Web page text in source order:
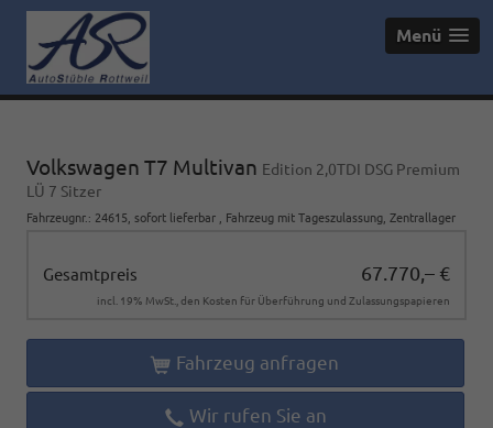
Menü
Volkswagen T7 Multivan Edition 2,0TDI DSG Premium
LÜ 7 Sitzer
Fahrzeugnr. : 24615 sofort lieferbar Fahrzeug mit Tageszulassung , Zentrallager
Gesamtpreis 67.770,– €
incl. 19% MwSt., den Kosten für Überführung und Zulassungspapieren
Fahrzeug anfragen
Wir rufen Sie an